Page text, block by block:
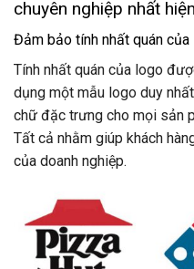
chuyên nghiệp nhất
Đảm bảo tính nhất quán của
Tính nhất quán của logo
dụng một mẫu logo duy
chữ đặc trưng cho mọi sản
Tất cả nhằm giúp khách
của doanh nghiệp.